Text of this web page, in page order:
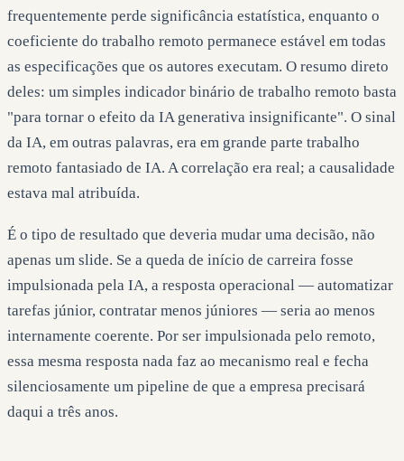
frequentemente perde significância estatística, enquanto o
coeficiente do trabalho remoto permanece estável em todas
as especificações que os autores executam. O resumo direto
deles: um simples indicador binário de trabalho remoto basta
"para tornar o efeito da IA generativa insignificante". O sinal
da IA, em outras palavras, era em grande parte trabalho
remoto fantasiado de IA. A correlação era real; a causalidade
estava mal atribuída.
É o tipo de resultado que deveria mudar uma decisão, não
apenas um slide. Se a queda de início de carreira fosse
impulsionada pela IA, a resposta operacional — automatizar
tarefas júnior, contratar menos júniores — seria ao menos
internamente coerente. Por ser impulsionada pelo remoto,
essa mesma resposta nada faz ao mecanismo real e fecha
silenciosamente um pipeline de que a empresa precisará
daqui a três anos.